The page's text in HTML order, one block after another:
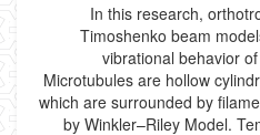
In this research,
Timoshenko beam
vibrational behavior
Microtubules are hollow
which are surrounded by
by Winkler–Riley Model.